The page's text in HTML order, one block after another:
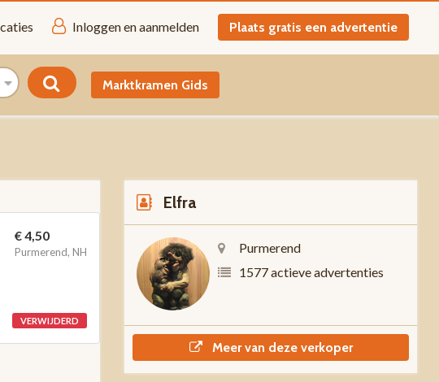
Inloggen en aanmelden Plaats gratis een advertentie
Marktkramen Gids
€ 4,50
Purmerend, NH
VERWIJDERD
Elfra
Purmerend
1577 actieve advertenties
Meer van deze verkoper